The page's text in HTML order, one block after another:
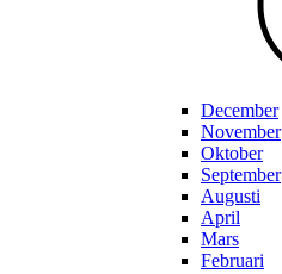
December
November
Oktober
September
Augusti
April
Mars
Februari